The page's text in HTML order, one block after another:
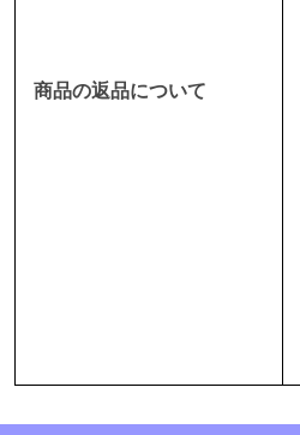
商品の返品について